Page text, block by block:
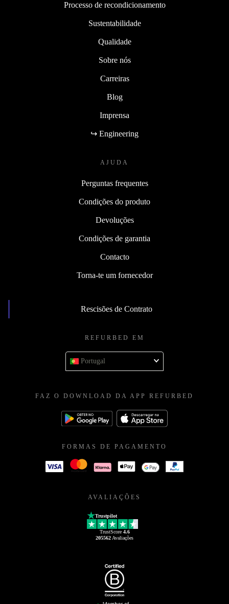
Processo de recondicionamento
Sustentabilidade
Qualidade
Sobre nós
Carreiras
Blog
Imprensa
↪ Engineering
AJUDA
Perguntas frequentes
Condições do produto
Devoluções
Condições de garantia
Contacto
Torna-te um fornecedor
Rescisões de Contrato
REFURBED EM
Portugal
FAZ O DOWNLOAD DA APP REFURBED
FORMAS DE PAGAMENTO
AVALIAÇÕES
Trustpilot
TrustScore 4.6
205562 Avaliações